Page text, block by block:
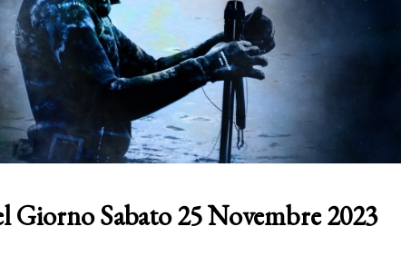
Giorno Sabato 25 Novembre 2023